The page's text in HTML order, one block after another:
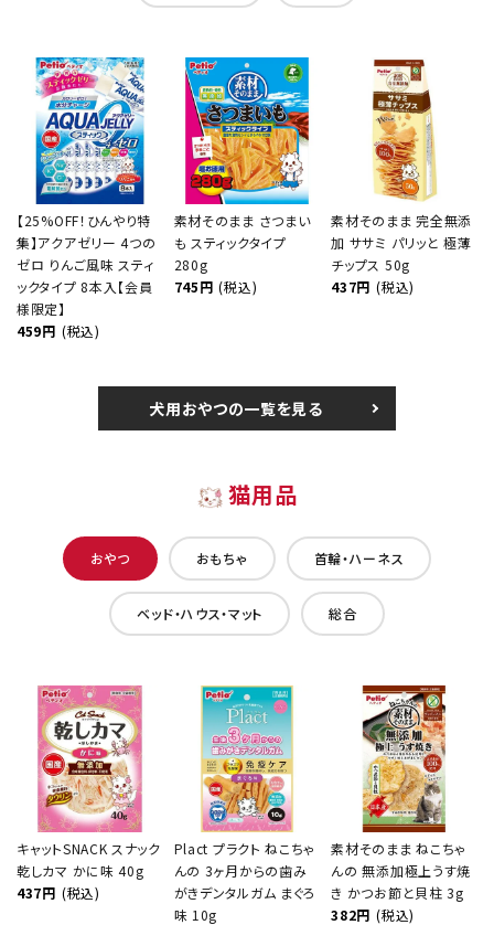
【25%OFF！ひんやり特
集】アクアゼリー 4つの
ゼロ りんご風味 スティ
ックタイプ 8本入【会員
様限定】
459円 (税込)
素材そのまま さつまい
も スティックタイプ
280g
745円 (税込)
素材そのまま 完全無添
加 ササミ パリッと 極薄
チップス 50g
437円 (税込)
犬用おやつの一覧を見る
猫用品
おやつ おもちゃ 首輪・ハーネス
ベッド・ハウス・マット 総合
キャットSNACK スナック
乾しカマ かに味 40g
437円 (税込)
Plact プラクト ねこちゃ
んの 3ヶ月からの歯み
がきデンタルガム まぐろ
味 10g
素材そのまま ねこちゃ
んの 無添加極上うす焼
き かつお節と貝柱 3g
382円 (税込)